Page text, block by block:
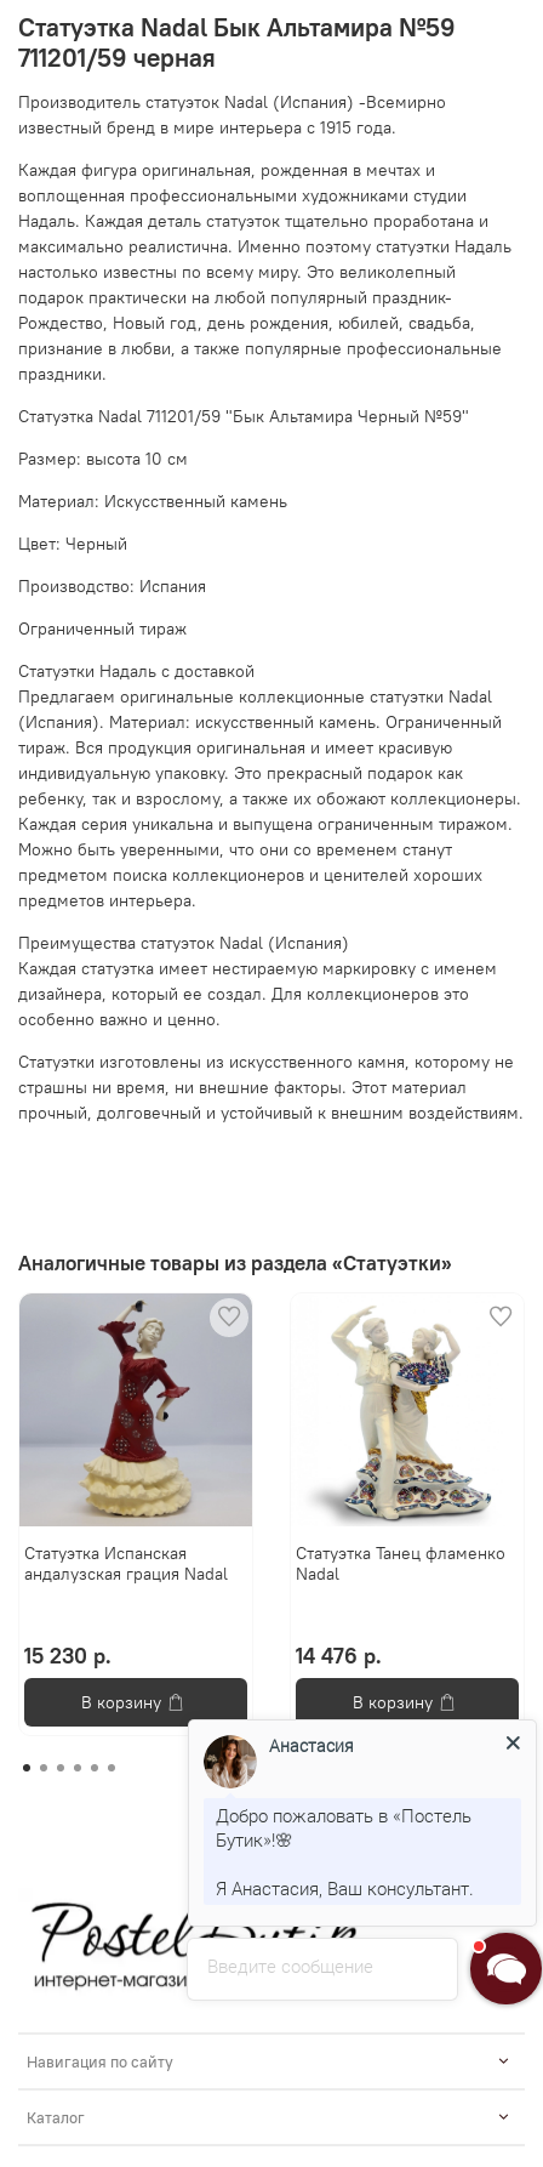
Статуэтка Nadal Бык Альтамира №59
711201/59 черная
Производитель статуэток Nadal (Испания) -Всемирно
известный бренд в мире интерьера с 1915 года.
Каждая фигура оригинальная, рожденная в мечтах и
воплощенная профессиональными художниками студии
Надаль. Каждая деталь статуэток тщательно проработана и
максимально реалистична. Именно поэтому статуэтки Надаль
настолько известны по всему миру. Это великолепный
подарок практически на любой популярный праздник-
Рождество, Новый год, день рождения, юбилей, свадьба,
признание в любви, а также популярные профессиональные
праздники.
Статуэтка Nadal 711201/59 "Бык Альтамира Черный №59"
Размер: высота 10 см
Материал: Искусственный камень
Цвет: Черный
Производство: Испания
Ограниченный тираж
Статуэтки Надаль с доставкой
Предлагаем оригинальные коллекционные статуэтки Nadal
(Испания). Материал: искусственный камень. Ограниченный
тираж. Вся продукция оригинальная и имеет красивую
индивидуальную упаковку. Это прекрасный подарок как
ребенку, так и взрослому, а также их обожают коллекционеры.
Каждая серия уникальна и выпущена ограниченным тиражом.
Можно быть уверенными, что они со временем станут
предметом поиска коллекционеров и ценителей хороших
предметов интерьера.
Преимущества статуэток Nadal (Испания)
Каждая статуэтка имеет нестираемую маркировку с именем
дизайнера, который ее создал. Для коллекционеров это
особенно важно и ценно.
Статуэтки изготовлены из искусственного камня, которому не
страшны ни время, ни внешние факторы. Этот материал
прочный, долговечный и устойчивый к внешним воздействиям.
Аналогичные товары из раздела «Статуэтки»
Статуэтка Испанская
андалузская грация Nadal
15 230 р.
В корзину
Статуэтка Танец фламенко
Nadal
14 476 р.
В корзину
Навигация по сайту
Каталог
Введите сообщение
Анастасия
Добро пожаловать в «Постель
Бутик»!🌸
Я Анастасия, Ваш консультант.